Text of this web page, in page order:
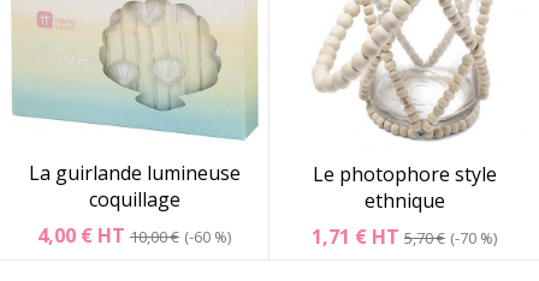
La guirlande lumineuse
coquillage
4,00 € HT 10,00 € -60 %
Le photophore style
ethnique
1,71 € HT 5,70 € -70 %